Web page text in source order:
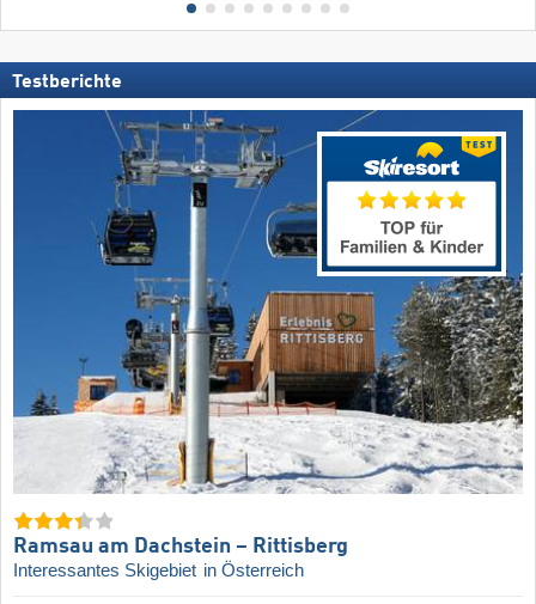
Testberichte
Ramsau am Dachstein – Rittisberg
Interessantes Skigebiet in Österreich